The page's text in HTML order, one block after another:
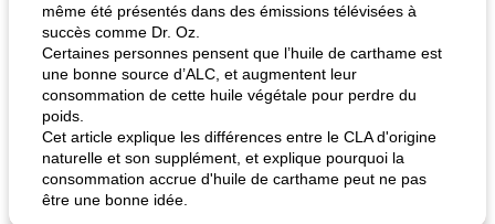
même été présentés dans des émissions télévisées à
succès comme Dr. Oz.
Certaines personnes pensent que l’huile de carthame est
une bonne source d’ALC, et augmentent leur
consommation de cette huile végétale pour perdre du
poids.
Cet article explique les différences entre le CLA d'origine
naturelle et son supplément, et explique pourquoi la
consommation accrue d'huile de carthame peut ne pas
être une bonne idée.